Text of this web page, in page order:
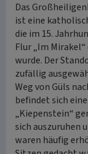
Das
ist eine
die im 15.
Flur „Im
wurde. Der
zufällig
Weg von Güls
befindet sich
„Kiepenstein“
sich auszuruhen
waren häufig